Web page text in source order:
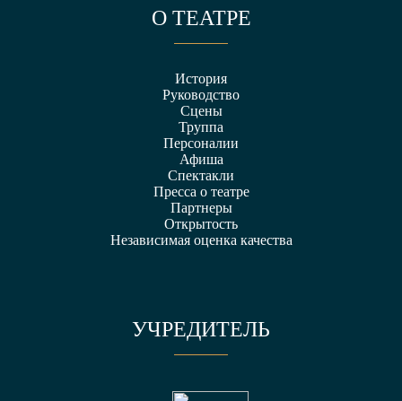
О ТЕАТРЕ
История
Руководство
Сцены
Труппа
Персоналии
Афиша
Спектакли
Пресса о театре
Партнеры
Открытость
Независимая оценка качества
УЧРЕДИТЕЛЬ